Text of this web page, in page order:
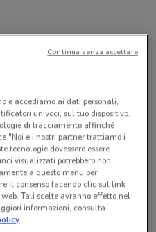
e accediamo ai dati personali,
univoci, sul tuo dispositivo.
di tracciamento affinché
"Noi e i nostri partner trattiamo i
tecnologie dovessero essere
visualizzati potrebbero non
a questo menu per
il consenso facendo clic sul link
Tali scelte avranno effetto nel
informazioni, consulta
Continua senza accettare